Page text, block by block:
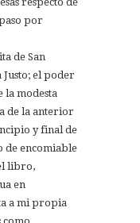
por
de San
Justo; el poder
modesta
de la anterior
y final de
de encomiable
libro,
en
a mi propia